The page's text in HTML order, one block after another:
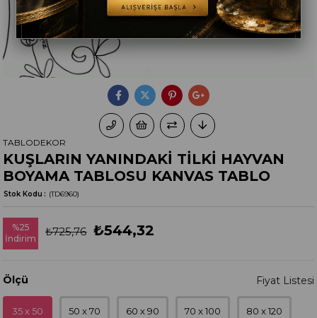
KUŞLARIN YANINDAKİ TİLKİ HAYVAN
BOYAMA TABLOSU KANVAS TABLO
(TD6960)
Stok Kodu
TABLODEKOR
%25
İndirim
₺725,76 ₺544,32
Ölçü
35 x 50 50 x 70 60 x 90 70 x 100 80 x 120